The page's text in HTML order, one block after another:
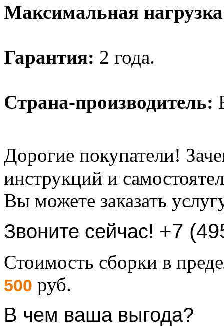
Максимальная
Гарантия: 2 года.
Страна-производитель:
Дорогие покупатели!
инструкций и
Вы можете заказать
Звоните сейчас! +7
Стоимость сборки в
500 руб.
В чем ваша выгода?